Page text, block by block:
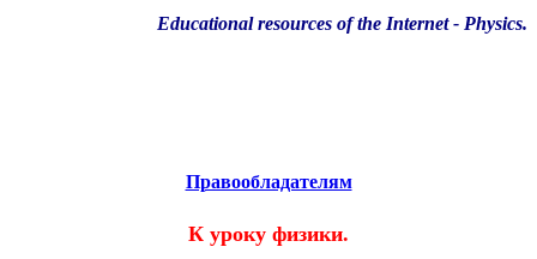
Educational resources of the Internet- Physics.
Правообладателям
К уроку физики.